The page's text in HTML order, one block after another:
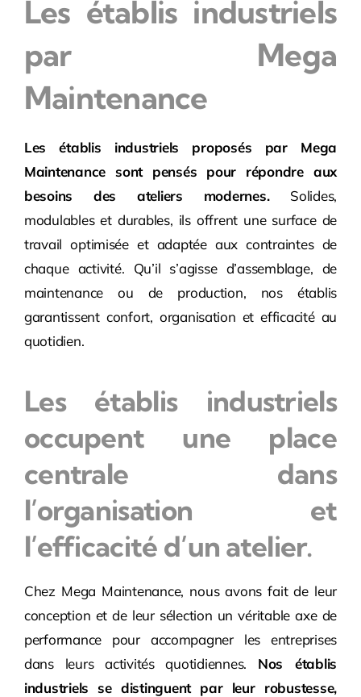
Les établis industriels
par Mega
Maintenance
Les établis industriels proposés par Mega
Maintenance sont pensés pour répondre aux
besoins des ateliers modernes. Solides,
modulables et durables, ils offrent une surface de
travail optimisée et adaptée aux contraintes de
chaque activité. Qu’il s’agisse d’assemblage, de
maintenance ou de production, nos établis
garantissent confort, organisation et efficacité au
quotidien.
Les établis industriels
occupent une place
centrale dans
l’organisation et
l’efficacité d’un atelier.
Chez Mega Maintenance, nous avons fait de leur
conception et de leur sélection un véritable axe de
performance pour accompagner les entreprises
dans leurs activités quotidiennes. Nos établis
industriels se distinguent par leur robustesse,